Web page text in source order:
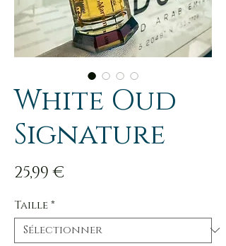
White Oud
Signature
25,99 €
Taille*